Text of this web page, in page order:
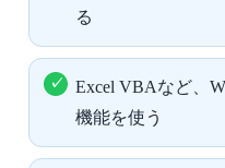
る
Excel VBAなど、
機能を使う